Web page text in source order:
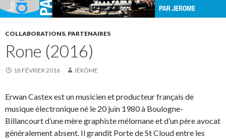
COLLABORATIONS, PARTENAIRES
Rone (2016)
18 FÉVRIER 2016 JÉRÔME
Erwan Castex est un musicien et producteur français de
musique électronique né le 20 juin 1980 à Boulogne-
Billancourt d’une mère graphiste mélomane et d’un père avocat
généralement absent. Il grandit Porte de St Cloud entre les